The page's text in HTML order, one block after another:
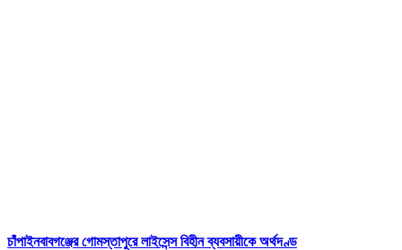
চাঁপাইনবাবগঞ্জের গোমস্তাপুরে লাইসেন্স বিহীন ব্যবসায়ীকে অর্থদণ্ড